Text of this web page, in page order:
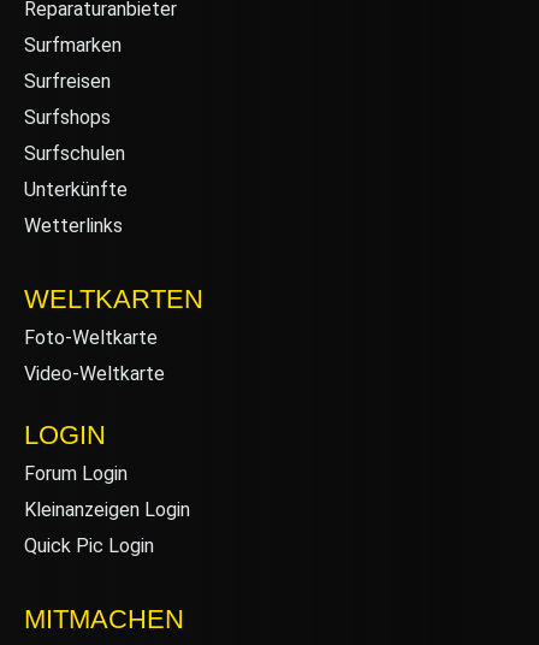
Reparaturanbieter
Surfmarken
Surfreisen
Surfshops
Surfschulen
Unterkünfte
Wetterlinks
WELTKARTEN
Foto-Weltkarte
Video-Weltkarte
LOGIN
Forum Login
Kleinanzeigen Login
Quick Pic Login
MITMACHEN